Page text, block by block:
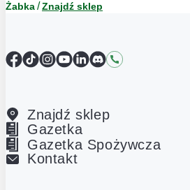
Żabka Znajdź sklep
Facebook
TikTokInstagram
YouTube
LinkedIn
DiscordKontakt
Znajdź sklep
Gazetka
Gazetka Spożywcza
Kontakt